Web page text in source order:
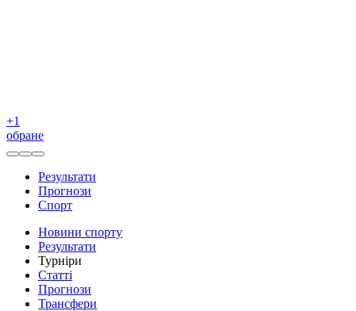
+1
обране
Результати
Прогнози
Спорт
Новини спорту
Результати
Турніри
Статті
Прогнози
Трансфери